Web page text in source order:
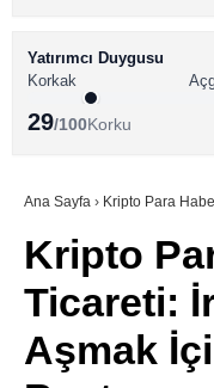
BİTCOİN HABERLERİ
ALTCOİN HABERLERİ
SÖZLÜK
Yatırımcı Duygusu
Korkak
29/100Korku
Ana Sayfa › Kripto Para
Kripto
Ticareti:
Aşmak